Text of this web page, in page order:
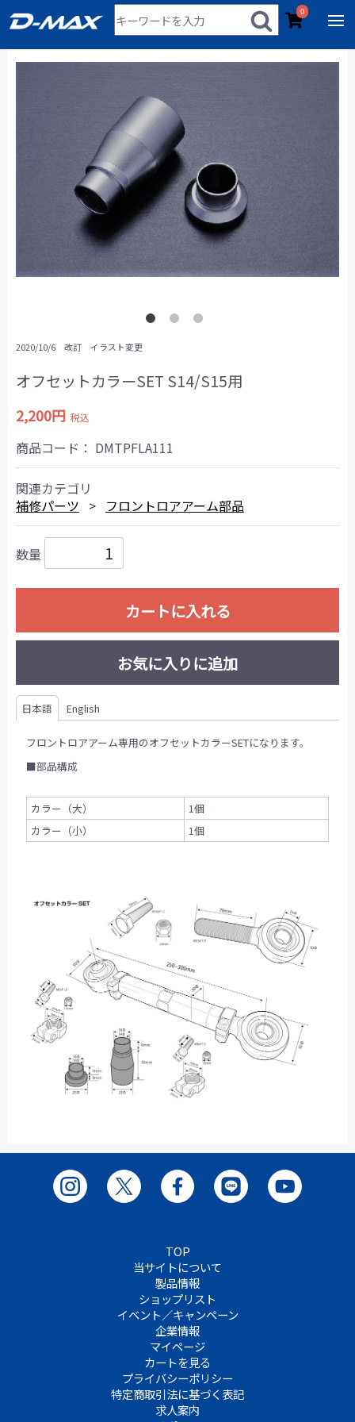
0
2020/10/6 改訂 イラスト変更
オフセットカラーSET S14/S15用
2,200円 税込
商品コード： DMTPFLA111
関連カテゴリ
補修パーツ
フロントロアアーム部品
数量
カートに入れる
お気に入りに追加
日本語 English
フロントロアアーム専用のオフセットカラーSETになります。
■部品構成
カラー（大）
1個
カラー（小）
1個
TOP
当サイトについて
製品情報
ショップリスト
イベント／キャンペーン
企業情報
マイページ
カートを見る
プライバシーポリシー
特定商取引法に基づく表記
求人案内